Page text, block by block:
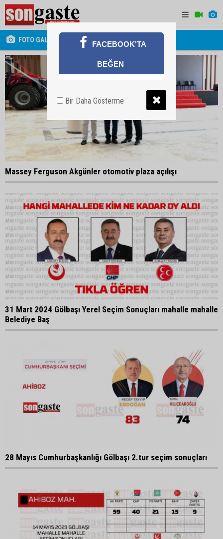
FOTO GALERİ
Massey Ferguson Akgünler otomotiv plaza açılışı
31 Mart 2024 Gölbaşı Yerel Seçim Sonuçları mahalle mahalle
Belediye Baş
28 Mayıs Cumhurbaşkanlığı Gölbaşı 2.tur seçim sonuçları
FACEBOOK'TA
BEĞEN
Bir Daha Gösterme